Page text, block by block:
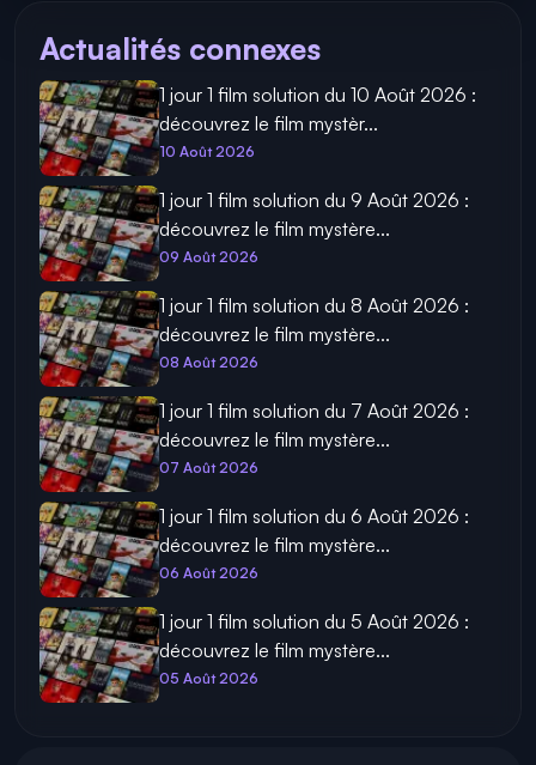
Actualités connexes
1 jour 1 film solution du 10 Août 2026 :
découvrez le film mystèr...
10 Août 2026
1 jour 1 film solution du 9 Août 2026 :
découvrez le film mystère...
09 Août 2026
1 jour 1 film solution du 8 Août 2026 :
découvrez le film mystère...
08 Août 2026
1 jour 1 film solution du 7 Août 2026 :
découvrez le film mystère...
07 Août 2026
1 jour 1 film solution du 6 Août 2026 :
découvrez le film mystère...
06 Août 2026
1 jour 1 film solution du 5 Août 2026 :
découvrez le film mystère...
05 Août 2026